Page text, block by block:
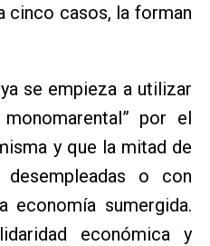
cinco casos, la forman
se empieza a utilizar
por el
y que la mitad de
o con
economía sumergida.
económica y